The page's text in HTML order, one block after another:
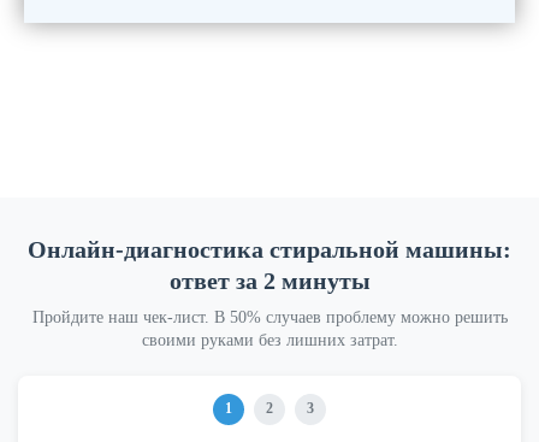
Онлайн-диагностика стиральной машины:
ответ за 2 минуты
Пройдите наш чек-лист. В 50% случаев проблему можно решить
своими руками без лишних затрат.
1 2 3